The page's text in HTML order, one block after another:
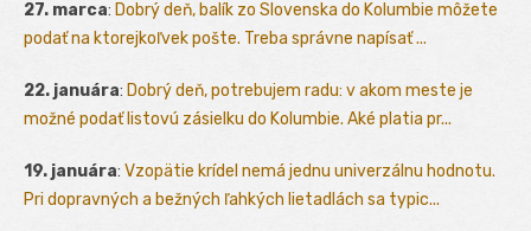
27. marca: Dobrý deň, balík zo Slovenska do Kolumbie môžete
podať na ktorejkoľvek pošte. Treba správne napísať ...
22. januára: Dobrý deň, potrebujem radu: v akom meste je
možné podať listovú zásielku do Kolumbie. Aké platia pr...
19. januára: Vzopätie krídel nemá jednu univerzálnu hodnotu.
Pri dopravných a bežných ľahkých lietadlách sa typic...